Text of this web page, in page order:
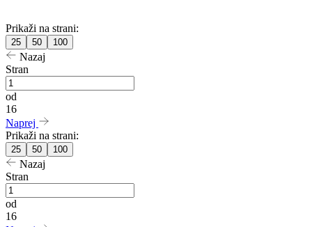
Prikaži na strani:
25 50 100
Nazaj
Stran
od
16
Naprej
Prikaži na strani:
25 50 100
Nazaj
Stran
od
16